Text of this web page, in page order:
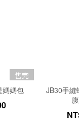
售完
媽媽包
JB30手縫